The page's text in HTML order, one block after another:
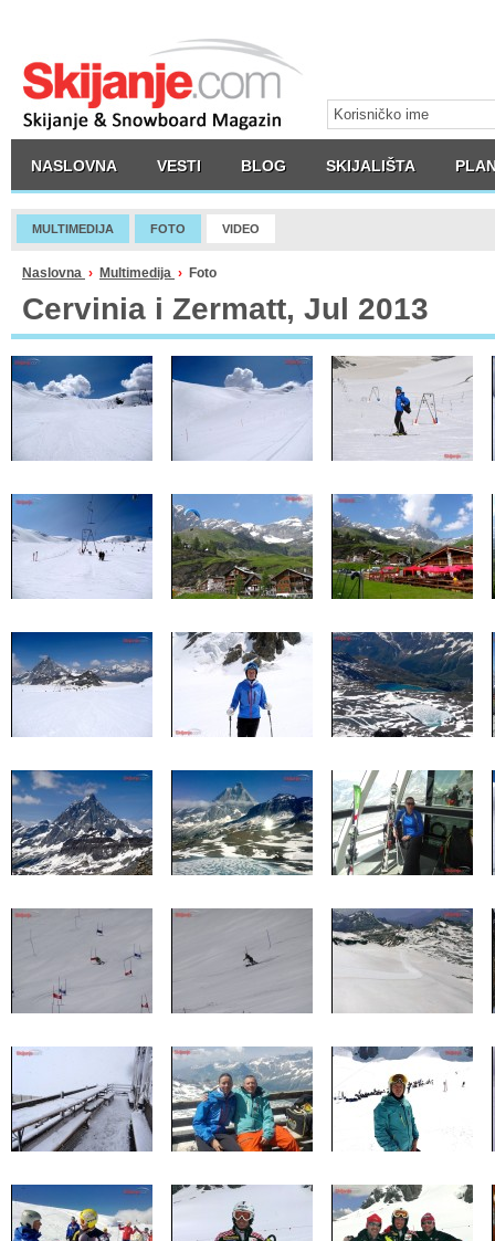
NASLOVNA VESTI BLOG SKIJALIŠTA
MULTIMEDIJA FOTO VIDEO
Naslovna › Multimedija › Foto
Cervinia i Zermatt, Jul 2013